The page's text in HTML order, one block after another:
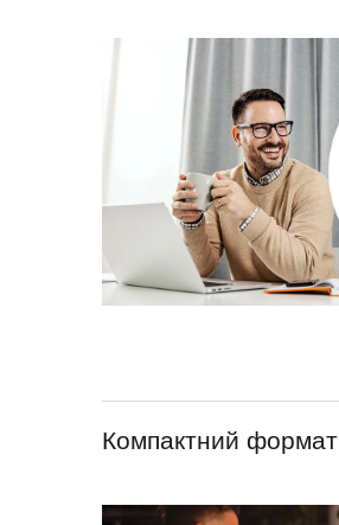
Компактний формат